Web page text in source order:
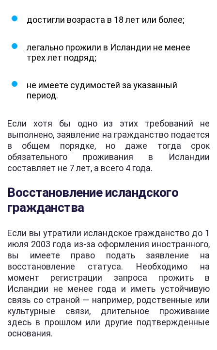
достигли возраста в 18 лет или более;
легально прожили в Исландии не менее
трех лет подряд;
не имеете судимостей за указанный
период.
Если хотя бы одно из этих требований не
выполнено, заявление на гражданство подается
в общем порядке, но даже тогда срок
обязательного проживания в Исландии
составляет не 7 лет, а всего 4 года.
Восстановление исландского
гражданства
Если вы утратили исландское гражданство до 1
июля 2003 года из-за оформления иностранного,
вы имеете право подать заявление на
восстановление статуса. Необходимо на
момент регистрации запроса прожить в
Исландии не менее года и иметь устойчивую
связь со страной — например, родственные или
культурные связи, длительное проживание
здесь в прошлом или другие подтвержденные
основания.